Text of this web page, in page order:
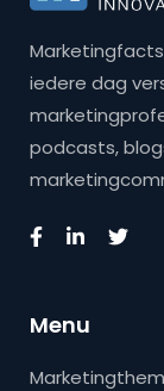
iedere dag
podcasts,
Menu